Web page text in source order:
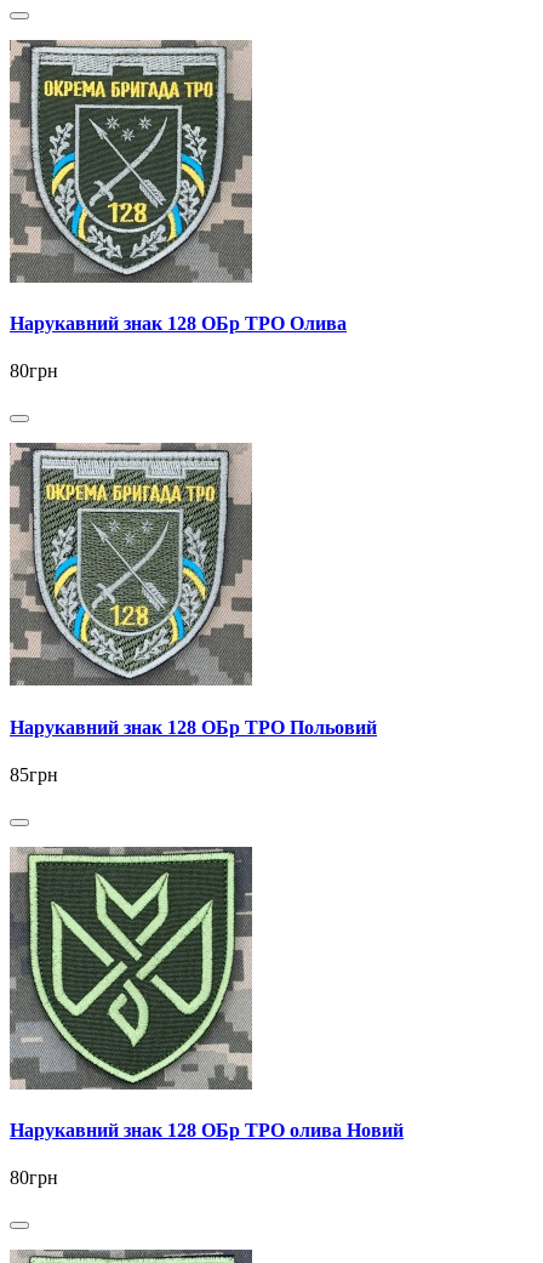
Нарукавний знак 128 ОБр ТРО Олива
80грн
Нарукавний знак 128 ОБр ТРО Польовий
85грн
Нарукавний знак 128 ОБр ТРО олива Новий
80грн